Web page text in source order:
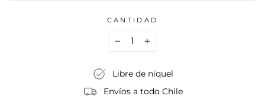
CANTIDAD
Libre de níquel
Envíos a todo Chile